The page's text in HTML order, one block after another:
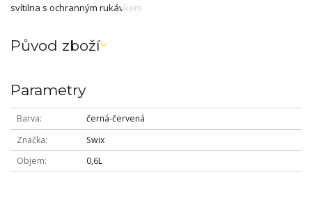
svítilna s ochranným rukávkem
Původ zboží
Parametry
Barva
černá-červená
Značka
Swix
Objem
0,6L